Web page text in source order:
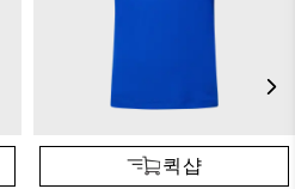
퀵샵